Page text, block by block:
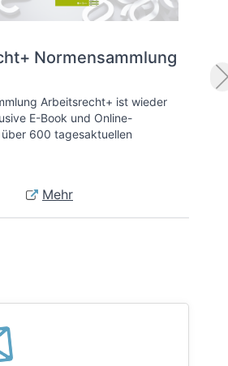
Normensammlung
Arbeitsrecht+ ist wieder
E-Book und Online-
600 tagesaktuellen
Mehr